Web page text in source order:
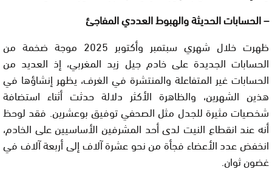
– الحسابات الحديثة والهبوط العددي المفاجئ
ظهرت خلال شهري سبتمبر وأكتوبر 2025 موجة ضخمة من
الحسابات الجديدة على خادم جيل زيد المغربي، إذ العديد من
الحسابات غير المتفاعلة والمنتشرة في الغرف، يظهر إنشاؤها في
هذين الشهرين، والظاهرة الأكثر دلالة حدثت أثناء استضافة
شخصيات مثيرة للجدل مثل الصحفي توفيق بوعشرين. فقد لوحظ
أنه عند انقطاع النيت لدى أحد المشرفين الأساسيين على الخادم،
انخفض عدد الأعضاء فجأة من نحو عشرة آلاف إلى أربعة آلاف في
غضون ثوان.